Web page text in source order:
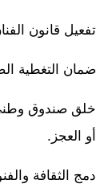
تفعيل قانون
ضمان التغطية
خلق صندوق
أو العجز.
دمج الثقافة